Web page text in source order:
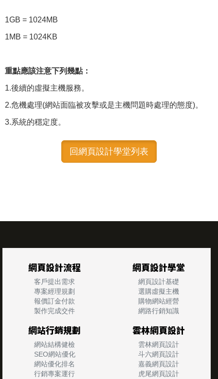
1GB = 1024MB
1MB = 1024KB
重點應該注意下列幾點：
1.後續的虛擬主機服務。
2.危機處理(網站面臨被攻擊或是主機問題時處理的態度)。
3.系統的穩定度。
回網頁設計學堂列表
網頁設計流程
客戶提出需求
專案經理規劃
報價訂金付款
製作完成交件
網頁設計學堂
網頁設計基礎
選購虛擬主機
購物網站經營
網路行銷知識
網站行銷規劃
網站結構健檢
SEO網站優化
網站優化排名
行銷專案運行
雲林網頁設計
雲林網頁設計
斗六網頁設計
嘉義網頁設計
虎尾網頁設計